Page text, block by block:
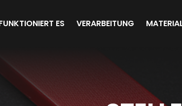
ES VERARBEITUNG